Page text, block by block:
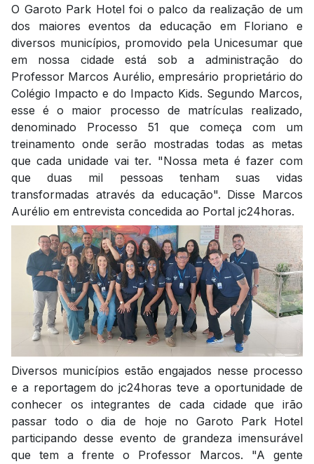
O Garoto Park Hotel foi o palco da realização de um
dos maiores eventos da educação em Floriano e
diversos municípios, promovido pela Unicesumar que
em nossa cidade está sob a administração do
Professor Marcos Aurélio, empresário proprietário do
Colégio Impacto e do Impacto Kids. Segundo Marcos,
esse é o maior processo de matrículas realizado,
denominado Processo 51 que começa com um
treinamento onde serão mostradas todas as metas
que cada unidade vai ter. "Nossa meta é fazer com
que duas mil pessoas tenham suas vidas
transformadas através da educação". Disse Marcos
Aurélio em entrevista concedida ao Portal jc24horas.
Diversos municípios estão engajados nesse processo
e a reportagem do jc24horas teve a oportunidade de
conhecer os integrantes de cada cidade que irão
passar todo o dia de hoje no Garoto Park Hotel
participando desse evento de grandeza imensurável
que tem a frente o Professor Marcos. "A gente